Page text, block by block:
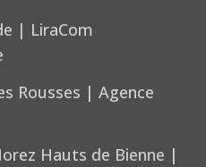
| LiraCom
Rousses | Agence
Hauts de Bienne |